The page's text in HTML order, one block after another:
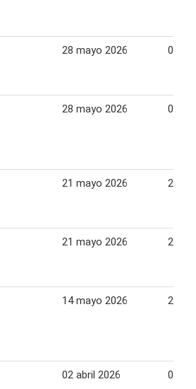
28 mayo 2026 03
28 mayo 2026 03
21 mayo 2026 27
21 mayo 2026 27
14 mayo 2026 20
02 abril 2026 08